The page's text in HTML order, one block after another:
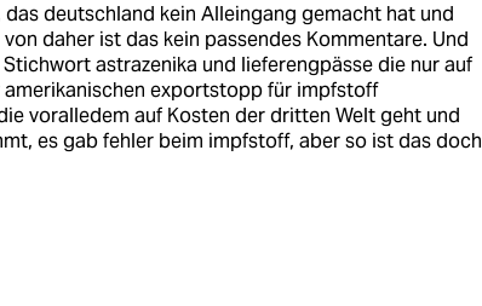
deutschland kein Alleingang gemacht hat und
daher ist das kein passendes Kommentare. Und
astrazenika und lieferengpässe die nur auf
exportstopp für impfstoff
voralledem auf Kosten der dritten Welt geht und
es gab fehler beim impfstoff, aber so ist das doch